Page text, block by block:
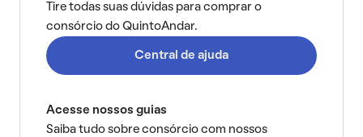
Tire todas suas dúvidas para comprar o
consórcio do QuintoAndar.
Central de ajuda
Acesse nossos guias
Saiba tudo sobre consórcio com nossos